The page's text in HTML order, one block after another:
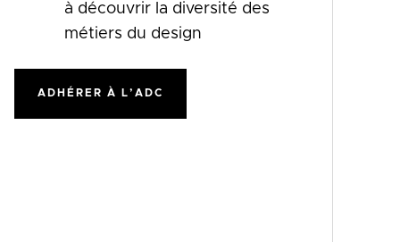
à découvrir la diversité des
métiers du design
ADHÉRER À L’ADC